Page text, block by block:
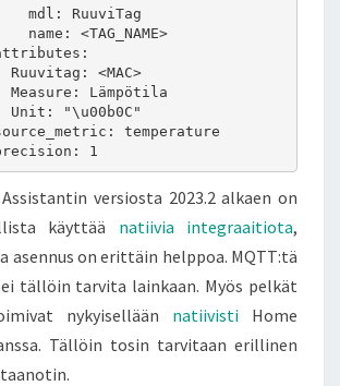
versiosta 2023.2 alkaen on
käyttää natiivia integraaitiota,
asennus on erittäin helppoa. MQTT:tä
tällöin tarvita lainkaan. Myös pelkät
nykyisellään natiivisti Home
Tällöin tosin tarvitaan erillinen